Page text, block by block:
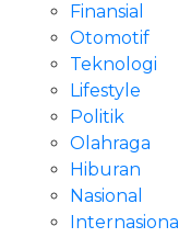
Finansial
Otomotif
Teknologi
Lifestyle
Politik
Olahraga
Hiburan
Nasional
Internasional